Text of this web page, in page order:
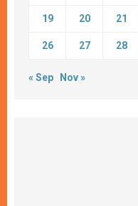
19 20 21
26 27 28
« Sep Nov »